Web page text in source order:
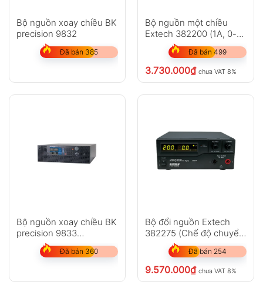
Bộ nguồn xoay chiều BK
precision 9832
Đã bán 385
Bộ nguồn một chiều
Extech 382200 (1A, 0-
Đã bán 499
3.730.000₫ chưa VAT 8%
Bộ nguồn xoay chiều BK
precision 9833
(3000VA,300V,30A )
Đã bán 360
Bộ đổi nguồn Extech
382275 (Chế độ chuyển
đổi nguồn DC 120V,
600W)
Đã bán 254
9.570.000₫ chưa VAT 8%